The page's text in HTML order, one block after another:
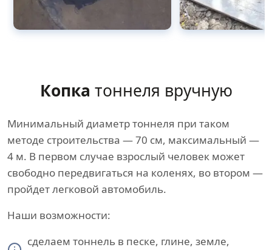
Копка тоннеля вручную
Минимальный диаметр тоннеля при таком
методе строительства — 70 см, максимальный —
4 м. В первом случае взрослый человек может
свободно передвигаться на коленях, во втором —
пройдет легковой автомобиль.
Наши возможности:
сделаем тоннель в песке, глине, земле,